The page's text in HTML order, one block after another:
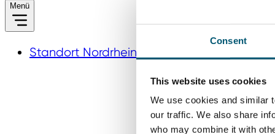
Consent
This website uses cookies
We use cookies and similar
our traffic. We also share
who may combine it with
Menü
Standort Nordrhein‑Westfalen